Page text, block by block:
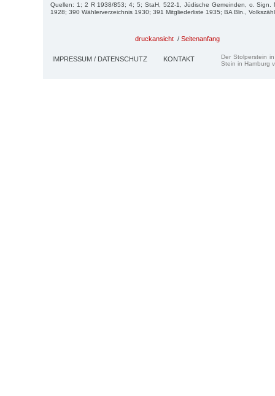
Quellen: 1; 2 R 1938/853; 4; 5; StaH, 522-1, Jüdische Gemeinden, o. Sign.
1928; 390 Wählerverzeichnis 1930; 391 Mitgliederliste 1935; BA Bln.,
druckansicht / Seitenanfang
IMPRESSUM / DATENSCHUTZ KONTAKT
Der Stolperstein
Stein in Hamburg